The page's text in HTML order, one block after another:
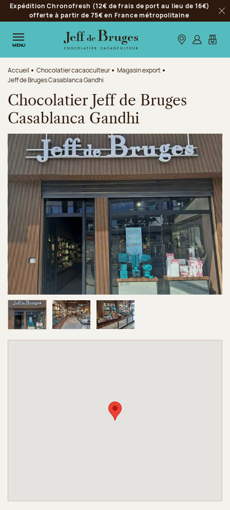
Aller à la navigation
Aller au contenu principal
Aller au pied de page
Expédition Chronofresh (12€ de frais de port au lieu de 16€)
offerte à partir de 75€ en France métropolitaine
MENU Nos boutiques
S’identifier
Mon
Accueil Chocolatier cacaoculteur
Magasin export
Jeff de Bruges Casablanca Gandhi
Chocolatier Jeff de Bruges
Casablanca Gandhi
Image 1 sur 3